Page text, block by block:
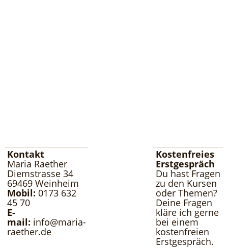
Kostenfreies
Erstgespräch
Du hast Fragen
zu den Kursen
oder Themen?
Deine Fragen
kläre ich gerne
bei einem
kostenfreien
Erstgespräch.
Kontakt
Maria Raether
Diemstrasse 34
69469 Weinheim
Mobil: 0173 632
45 70
E-
mail: info@maria-
raether.de